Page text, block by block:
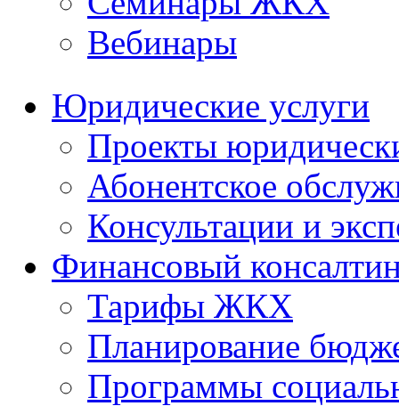
Вебинары
Юридические услуги
Проекты
Абонентское
Консультации и
Финансовый
Тарифы ЖКХ
Планирование
Программы